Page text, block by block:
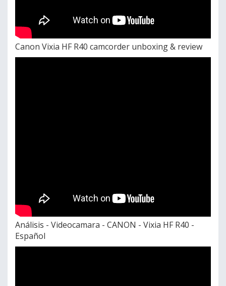
Canon Vixia HF R40 camcorder unboxing & review
Análisis - Videocamara - CANON - Vixia HF R40 -
Español